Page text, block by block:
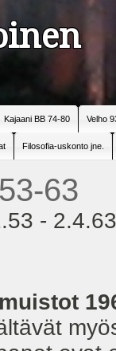
Kajaani BB 74-80 Velho
Filosofia-uskonto jne.
63
-